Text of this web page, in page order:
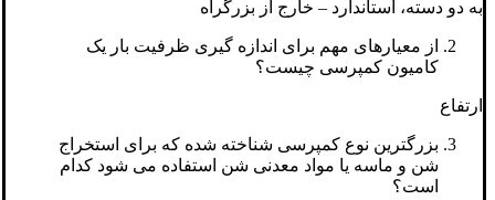
به دو دسته، استاندارد – خارج از بزرگراه
از معیارهای مهم برای اندازه گیری ظرفیت بار یک
کامیون کمپرسی چیست؟
ارتفاع
بزرگترین نوع کمپرسی شناخته شده که برای استخراج
شن و ماسه یا مواد معدنی شن استفاده می شود کدام
است؟